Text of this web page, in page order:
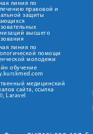
линия по
правовой и
защиты
высшего
линия по
помощи
молодежи
обучение
медицинский
сайта, ссылка
Laravel